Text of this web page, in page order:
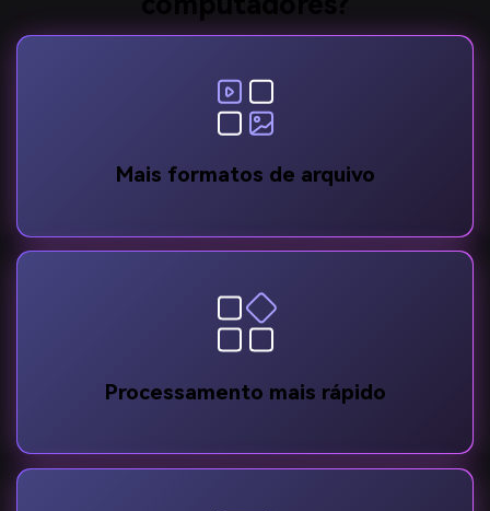
Mais formatos de arquivo
Processamento mais rápido